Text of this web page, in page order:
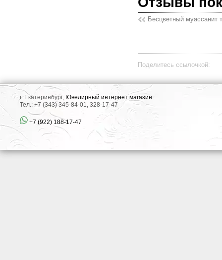
Бесцветный муассанит
Поделитесь ссылочкой:
г. Екатеринбург, Ювелирный интернет магазин
Тел.: +7 (343) 345-84-01, 328-17-47
+7 (922) 188-17-47